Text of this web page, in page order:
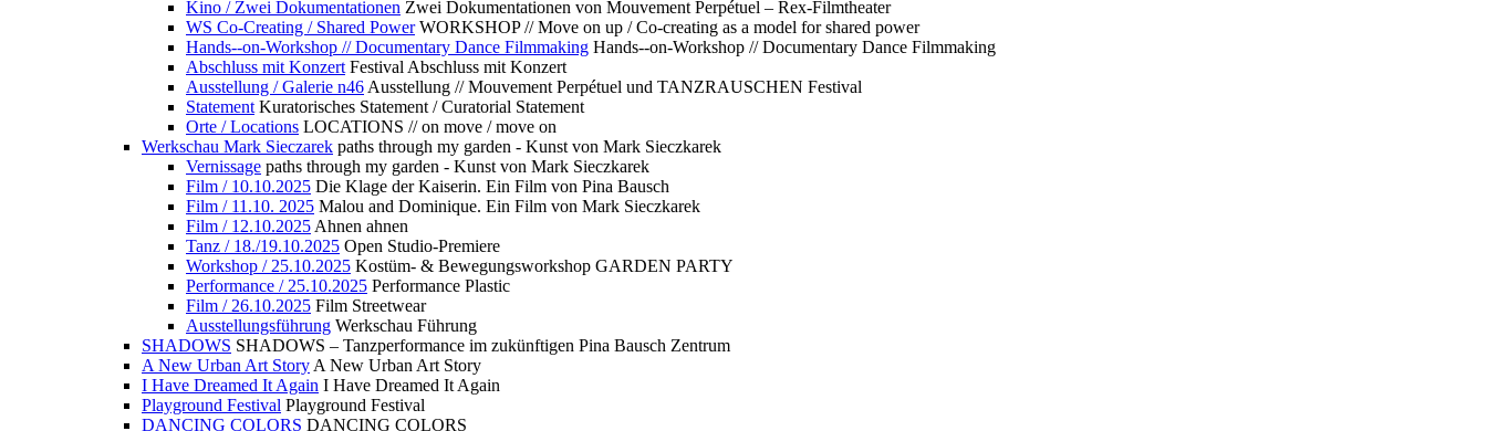
Kino / Zwei Dokumentationen Zwei Dokumentationen von Mouvement Perpétuel – Rex-Filmtheater
WS Co-Creating / Shared Power WORKSHOP // Move on up / Co-creating as a model for shared power
Hands--on-Workshop // Documentary Dance Filmmaking Hands--on-Workshop // Documentary Dance Filmmaking
Abschluss mit Konzert Festival Abschluss mit Konzert
Ausstellung / Galerie n46 Ausstellung // Mouvement Perpétuel und TANZRAUSCHEN Festival
Statement Kuratorisches Statement / Curatorial Statement
Orte / Locations LOCATIONS // on move / move on
Werkschau Mark Sieczarek paths through my garden - Kunst von Mark Sieczkarek
Vernissage paths through my garden - Kunst von Mark Sieczkarek
Film / 10.10.2025 Die Klage der Kaiserin. Ein Film von Pina Bausch
Film / 11.10. 2025 Malou and Dominique. Ein Film von Mark Sieczkarek
Film / 12.10.2025 Ahnen ahnen
Tanz / 18./19.10.2025 Open Studio-Premiere
Workshop / 25.10.2025 Kostüm- & Bewegungsworkshop GARDEN PARTY
Performance / 25.10.2025 Performance Plastic
Film / 26.10.2025 Film Streetwear
Ausstellungsführung Werkschau Führung
SHADOWS SHADOWS – Tanzperformance im zukünftigen Pina Bausch Zentrum
A New Urban Art Story A New Urban Art Story
I Have Dreamed It Again I Have Dreamed It Again
Playground Festival Playground Festival
DANCING COLORS DANCING COLORS